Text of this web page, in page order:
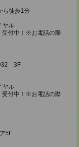
ら徒歩1分
ヤル
受付中！※お電話の際
3F
ヤル
受付中！※お電話の際
5F